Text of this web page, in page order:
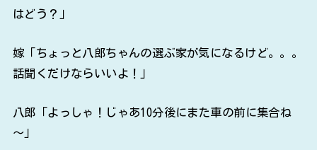
はどう？」
嫁「ちょっと八郎ちゃんの選ぶ家が気になるけど。。。
話聞くだけならいいよ！」
八郎「よっしゃ！じゃあ10分後にまた車の前に集合ね
～」